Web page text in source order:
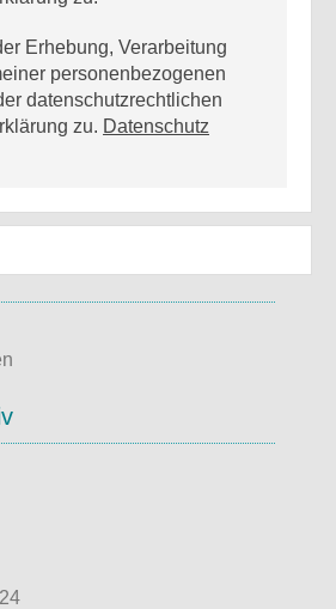
Erhebung, Verarbeitung
personenbezogenen
datenschutzrechtlichen
zu. Datenschutz